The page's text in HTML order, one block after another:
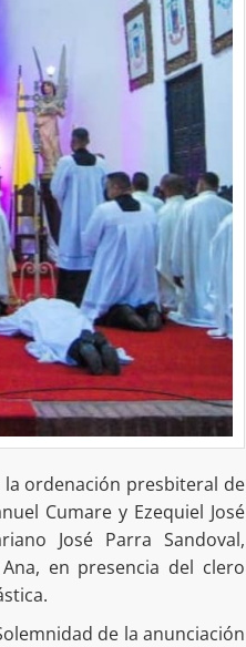
la ordenación presbiteral de
Cumare y Ezequiel José
José Parra Sandoval,
en presencia del clero
de la anunciación